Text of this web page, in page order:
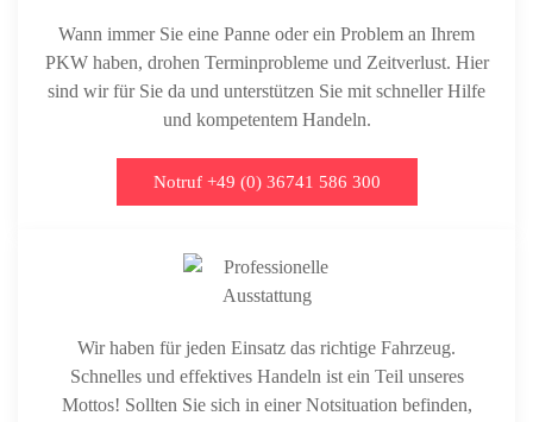
Wann immer Sie eine Panne oder ein Problem an Ihrem
PKW haben, drohen Terminprobleme und Zeitverlust. Hier
sind wir für Sie da und unterstützen Sie mit schneller Hilfe
und kompetentem Handeln.
Notruf +49 (0) 36741 586 300
Wir haben für jeden Einsatz das richtige Fahrzeug.
Schnelles und effektives Handeln ist ein Teil unseres
Mottos! Sollten Sie sich in einer Notsituation befinden,